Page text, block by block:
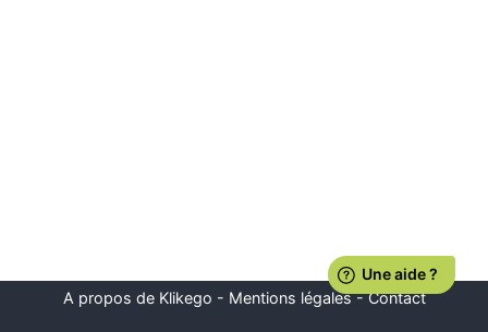
A propos de Klikego - Mentions légales-Contact